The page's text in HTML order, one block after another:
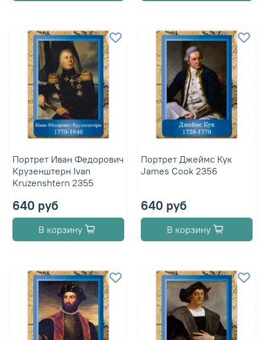
Портрет Иван Федорович
Крузенштерн Ivan
Kruzenshtern 2355
640 руб
В корзину
Портрет Джеймс Кук
James Cook 2356
640 руб
В корзину